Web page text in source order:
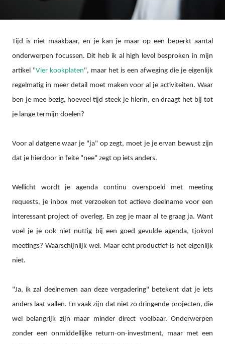
Tijd is niet maakbaar, en je kan je maar op een beperkt aantal
onderwerpen focussen. Dit heb ik al high level besproken in mijn
artikel "Vier kookplaten", maar het is een afweging die je eigenlijk
regelmatig in meer detail moet maken voor al je activiteiten. Waar
ben je mee bezig, hoeveel tijd steek je hierin, en draagt het bij tot
je lange termijn doelen?
Voor al datgene waar je "ja" op zegt, moet je je ervan bewust zijn
dat je hierdoor in feite "nee" zegt op iets anders.
Wellicht wordt je agenda continu overspoeld met meeting
requests, je inbox met verzoeken tot actieve deelname voor een
interessant project of overleg. En zeg je maar al te graag ja. Want
voel je je ook niet nuttig bij een goed gevulde agenda, tjokvol
meetings? Waarschijnlijk wel. Maar echt productief is het eigenlijk
niet.
"Ja, ik zal deelnemen aan deze vergadering" betekent dat je iets
anders laat vallen. En vaak zijn dat niet zo dringende projecten, die
wel belangrijk zijn maar minder direct voelbaar. Onderwerpen
zonder een onmiddellijke return-on-investment, maar met een